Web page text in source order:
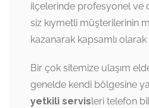
ilçelerinde profesyonel ve
siz kıymetli müşterilerinin
kazanarak kapsamlı
Bir çok sitemize ulaşım
genelde kendi bölgesine
yetkili servisleri telefon